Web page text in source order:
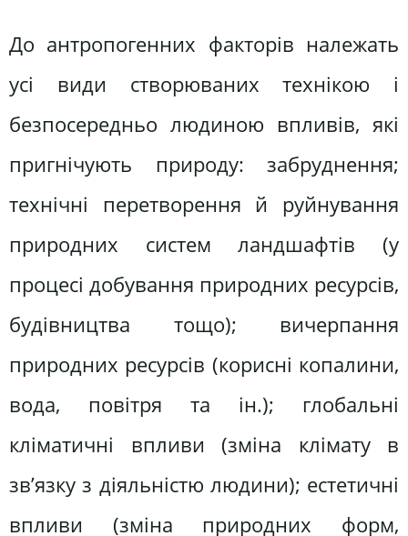
До антропогенних факторів належать
усі види створюваних технікою і
безпосередньо людиною впливів, які
пригнічують природу: забруднення;
технічні перетворення й руйнування
природних систем ландшафтів (у
процесі добування природних ресурсів,
будівництва тощо); вичерпання
природних ресурсів (корисні копалини,
вода, повітря та ін.); глобальні
кліматичні впливи (зміна клімату в
зв’язку з діяльністю людини); естетичні
впливи (зміна природних форм,